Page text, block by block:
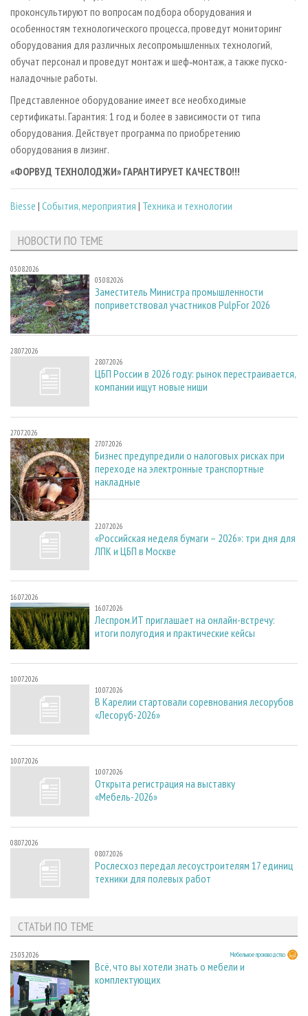
проконсультируют по вопросам подбора оборудования и
особенностям технологического процесса, проведут мониторинг
оборудования для различных лесопромышленных технологий,
обучат персонал и проведут монтаж и шеф‑монтаж, а также пуско-
наладочные работы.
Представленное оборудование имеет все необходимые
сертификаты. Гарантия: 1 год и более в зависимости от типа
оборудования. Действует программа по приобретению
оборудования в лизинг.
«ФОРВУД ТЕХНОЛОДЖИ» ГАРАНТИРУЕТ КАЧЕСТВО!!!
Biesse | События, мероприятия | Техника и технологии
НОВОСТИ ПО ТЕМЕ
03.08.2026
03.08.2026
Заместитель Министра промышленности
поприветствовал участников PulpFor 2026
28.07.2026
28.07.2026
ЦБП России в 2026 году: рынок перестраивается,
компании ищут новые ниши
27.07.2026
27.07.2026
Бизнес предупредили о налоговых рисках при
переходе на электронные транспортные
накладные
22.07.2026
22.07.2026
«Российская неделя бумаги – 2026»: три дня для
ЛПК и ЦБП в Москве
16.07.2026
16.07.2026
Леспром.ИТ приглашает на онлайн-встречу:
итоги полугодия и практические кейсы
10.07.2026
10.07.2026
В Карелии стартовали соревнования лесорубов
«Лесоруб-2026»
10.07.2026
10.07.2026
Открыта регистрация на выставку
«Мебель-2026»
08.07.2026
08.07.2026
Рослесхоз передал лесоустроителям 17 единиц
техники для полевых работ
СТАТЬИ ПО ТЕМЕ
23.03.2026 Мебельное производство
Всё, что вы хотели знать о мебели и
комплектующих